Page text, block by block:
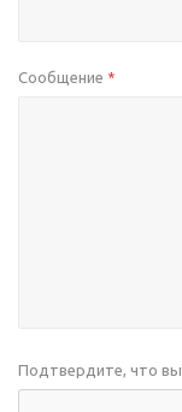
Сообщение *
Подтвердите, что